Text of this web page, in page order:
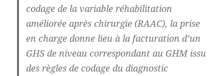
codage de la variable réhabilitation
améliorée après chirurgie (RAAC), la prise
en charge donne lieu à la facturation d’un
GHS de niveau correspondant au GHM issu
des règles de codage du diagnostic